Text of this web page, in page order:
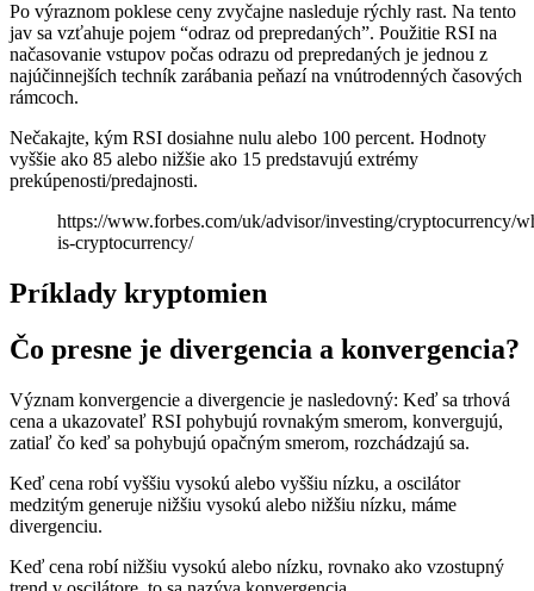
Po výraznom poklese ceny zvyčajne nasleduje rýchly rast. Na tento
jav sa vzťahuje pojem “odraz od prepredaných”. Použitie RSI na
načasovanie vstupov počas odrazu od prepredaných je jednou z
najúčinnejších techník zarábania peňazí na vnútrodenných časových
rámcoch.
Nečakajte, kým RSI dosiahne nulu alebo 100 percent. Hodnoty
vyššie ako 85 alebo nižšie ako 15 predstavujú extrémy
prekúpenosti/predajnosti.
https://www.forbes.com/uk/advisor/investing/cryptocurrency/
is-cryptocurrency/
Príklady kryptomien
Čo presne je divergencia a konvergencia?
Význam konvergencie a divergencie je nasledovný: Keď sa trhová
cena a ukazovateľ RSI pohybujú rovnakým smerom, konvergujú,
zatiaľ čo keď sa pohybujú opačným smerom, rozchádzajú sa.
Keď cena robí vyššiu vysokú alebo vyššiu nízku, a oscilátor
medzitým generuje nižšiu vysokú alebo nižšiu nízku, máme
divergenciu.
Keď cena robí nižšiu vysokú alebo nízku, rovnako ako vzostupný